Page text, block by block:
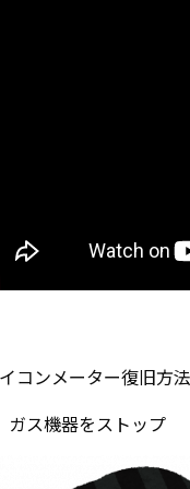
イコンメーター復旧方
ガス機器をストップ